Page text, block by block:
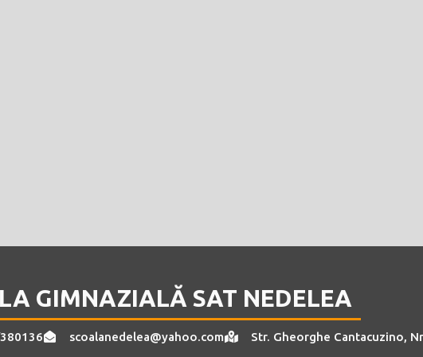
GIMNAZIALĂ SAT NEDELEA
scoalanedelea@yahoo.com Str. Gheorghe Cantacuzino,